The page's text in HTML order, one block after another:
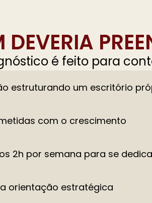
DEVERIA
é feito para
estruturando um escritório
com o crescimento
2h por semana para se
orientação estratégica